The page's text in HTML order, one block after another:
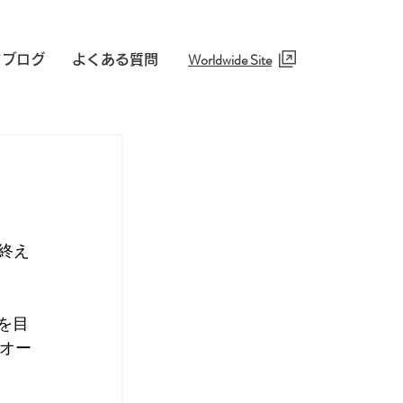
ログ よくある質問 Worldwide Site​
え
目
ー